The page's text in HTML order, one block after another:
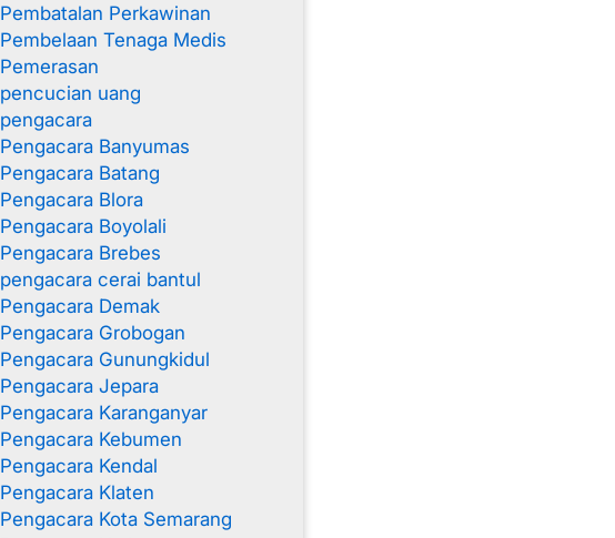
Pembatalan Perkawinan
Pembelaan Tenaga Medis
Pemerasan
pencucian uang
pengacara
Pengacara Banyumas
Pengacara Batang
Pengacara Blora
Pengacara Boyolali
Pengacara Brebes
pengacara cerai bantul
Pengacara Demak
Pengacara Grobogan
Pengacara Gunungkidul
Pengacara Jepara
Pengacara Karanganyar
Pengacara Kebumen
Pengacara Kendal
Pengacara Klaten
Pengacara Kota Semarang